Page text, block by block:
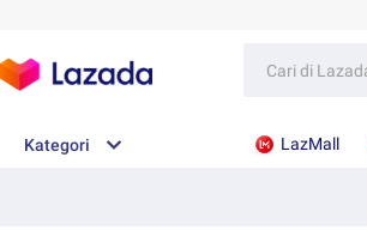
Kategori LazMall